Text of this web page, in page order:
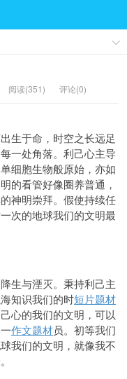
阅读(351) 评论(0)
生于命，时空之长远足
一处角落。利己心主导
细胞生物般原始，亦如
的看管好像圈养普通，
神明崇拜。假使持续任
次的地球我们的文明最
生与湮灭。秉持利己主
知识我们的时短片题材
心的我们的文明，可以
作文题材员。初等我们
我们的文明，就像我不